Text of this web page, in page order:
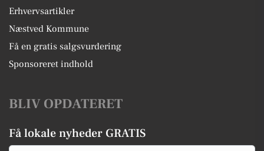
Erhvervsartikler
Næstved Kommune
Få en gratis salgsvurdering
Sponsoreret indhold
BLIV OPDATERET
Få lokale nyheder GRATIS